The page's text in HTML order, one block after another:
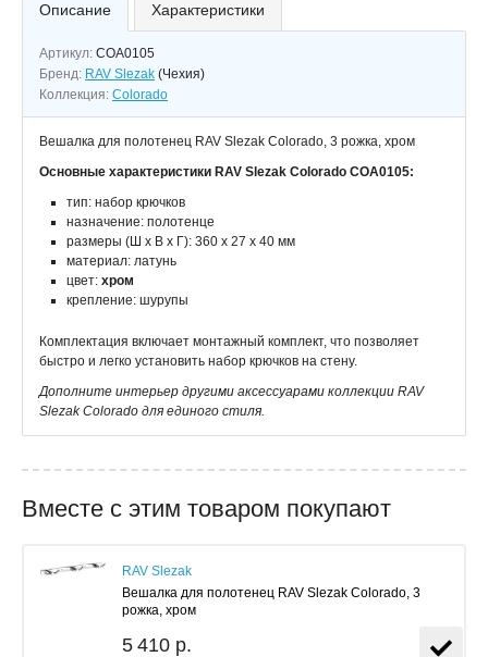
Описание Характеристики
Артикул: COA0105
Бренд: RAV Slezak (Чехия)
Коллекция: Colorado
Вешалка для полотенец RAV Slezak Colorado, 3 рожка, хром
Основные характеристики RAV Slezak Colorado COA0105:
тип: набор крючков
назначение: полотенце
размеры (Ш х В х Г): 360 х 27 х 40 мм
материал: латунь
цвет: хром
крепление: шурупы
Комплектация включает монтажный комплект, что позволяет
быстро и легко установить набор крючков на стену.
Дополните интерьер другими аксессуарами коллекции RAV
Slezak Colorado для единого стиля.
Вместе с этим товаром покупают
RAV Slezak
Вешалка для полотенец RAV Slezak Colorado, 3
рожка, хром
5 410 р.